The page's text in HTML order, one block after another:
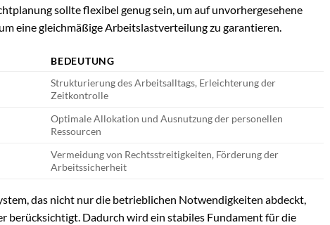
sollte flexibel genug sein, um auf unvorhergesehene
eine gleichmäßige Arbeitslastverteilung zu garantieren.
BEDEUTUNG
Strukturierung des Arbeitsalltags, Erleichterung der
Zeitkontrolle
Optimale Allokation und Ausnutzung der personellen
Ressourcen
Vermeidung von Rechtsstreitigkeiten, Förderung der
Arbeitssicherheit
das nicht nur die betrieblichen Notwendigkeiten abdeckt,
berücksichtigt. Dadurch wird ein stabiles Fundament für die